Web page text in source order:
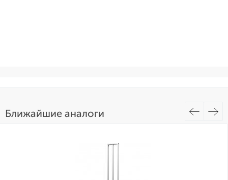
Ближайшие аналоги